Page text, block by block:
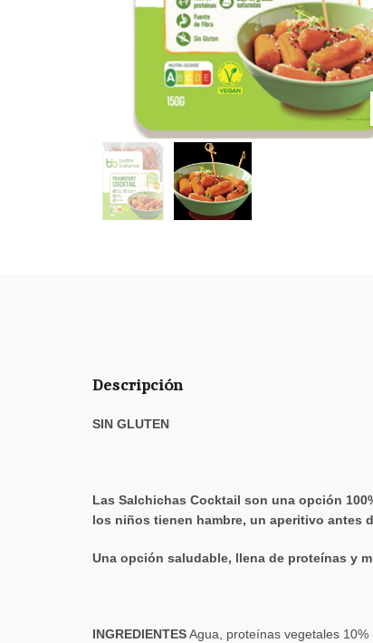
Descripción
SIN GLUTEN
Las Salchichas Cocktail son una opción
los niños tienen hambre, un aperitivo antes
Una opción saludable, llena de proteínas y
INGREDIENTESAgua, proteínas vegetales